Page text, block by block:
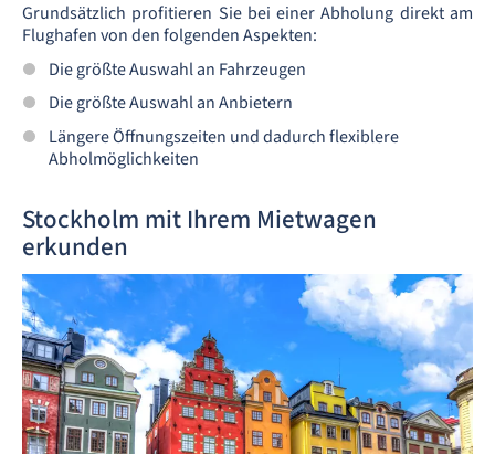
Grundsätzlich profitieren Sie bei einer Abholung direkt am
Flughafen von den folgenden Aspekten:
Die größte Auswahl an Fahrzeugen
Die größte Auswahl an Anbietern
Längere Öffnungszeiten und dadurch flexiblere
Abholmöglichkeiten
Stockholm mit Ihrem Mietwagen
erkunden